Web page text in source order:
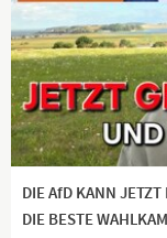
DIE AfD KANN
DIE BESTE